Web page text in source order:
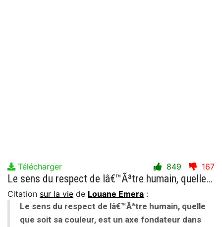
Télécharger 849 167
Le sens du respect de lâ€™Ãªtre humain, quelle que soit sa couleur, est un axe fondateur dans ma vie.
Citation sur la vie de Louane Emera :
Le sens du respect de lâ€™Ãªtre humain, quelle
que soit sa couleur, est un axe fondateur dans